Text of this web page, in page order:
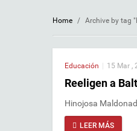
Home / Archive by tag
Educación 15 Mar ,
Reeligen a
Hinojosa
LEER MÁS